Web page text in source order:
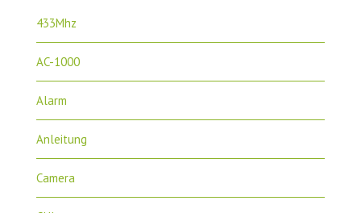
433Mhz
AC-1000
Alarm
Anleitung
Camera